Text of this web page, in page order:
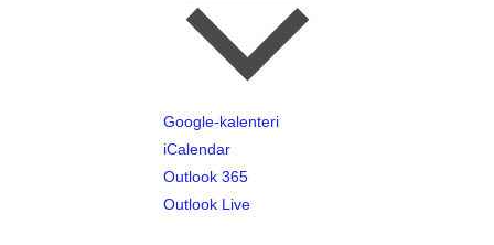
Google-kalenteri
iCalendar
Outlook 365
Outlook Live